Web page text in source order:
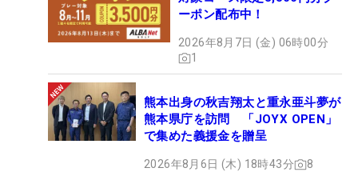
ーポン配布中！
2026年8月7日 (金) 06時00分
1
熊本出身の秋吉翔太と重永亜斗夢が
熊本県庁を訪問 「JOYX OPEN」
で集めた義援金を贈呈
2026年8月6日 (木) 18時43分 8